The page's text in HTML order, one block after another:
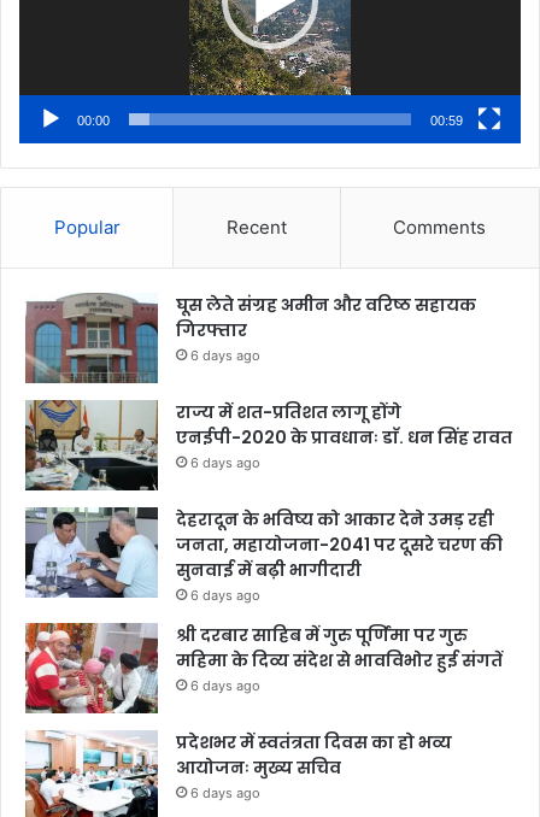
00:00 00:59
Popular Recent Comments
घूस लेते संग्रह अमीन और वरिष्ठ सहायक
गिरफ्तार
6 days ago
राज्य में शत-प्रतिशत लागू होंगे
एनईपी-2020 के प्रावधानः डाॅ. धन सिंह रावत
6 days ago
देहरादून के भविष्य को आकार देने उमड़ रही
जनता, महायोजना-2041 पर दूसरे चरण की
सुनवाई में बढ़ी भागीदारी
6 days ago
श्री दरबार साहिब में गुरु पूर्णिमा पर गुरु
महिमा के दिव्य संदेश से भावविभोर हुई संगतें
6 days ago
प्रदेशभर में स्वतंत्रता दिवस का हो भव्य
आयोजनः मुख्य सचिव
6 days ago